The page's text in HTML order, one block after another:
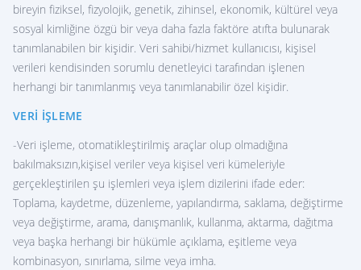
bireyin fiziksel, fizyolojik, genetik, zihinsel, ekonomik, kültürel veya
sosyal kimliğine özgü bir veya daha fazla faktöre atıfta bulunarak
tanımlanabilen bir kişidir. Veri sahibi/hizmet kullanıcısı, kişisel
verileri kendisinden sorumlu denetleyici tarafından işlenen
herhangi bir tanımlanmış veya tanımlanabilir özel kişidir.
VERI İŞLEME
-Veri işleme, otomatikleştirilmiş araçlar olup olmadığına
bakılmaksızın,kişisel veriler veya kişisel veri kümeleriyle
gerçekleştirilen şu işlemleri veya işlem dizilerini ifade eder:
Toplama, kaydetme, düzenleme, yapılandırma, saklama, değiştirme
veya değiştirme, arama, danışmanlık, kullanma, aktarma, dağıtma
veya başka herhangi bir hükümle açıklama, eşitleme veya
kombinasyon, sınırlama, silme veya imha.